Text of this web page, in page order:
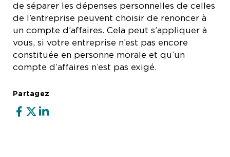
de séparer les dépenses personnelles de celles
de l’entreprise peuvent choisir de renoncer à
un compte d’affaires. Cela peut s’appliquer à
vous, si votre entreprise n’est pas encore
constituée en personne morale et qu’un
compte d’affaires n’est pas exigé.
Partagez